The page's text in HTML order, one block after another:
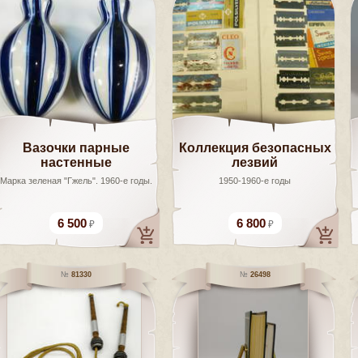
Вазочки парные
настенные
Марка зеленая "Гжель". 1960-е годы.
6 500
Коллекция безопасных
лезвий
1950-1960-е годы
6 800
81330 26498